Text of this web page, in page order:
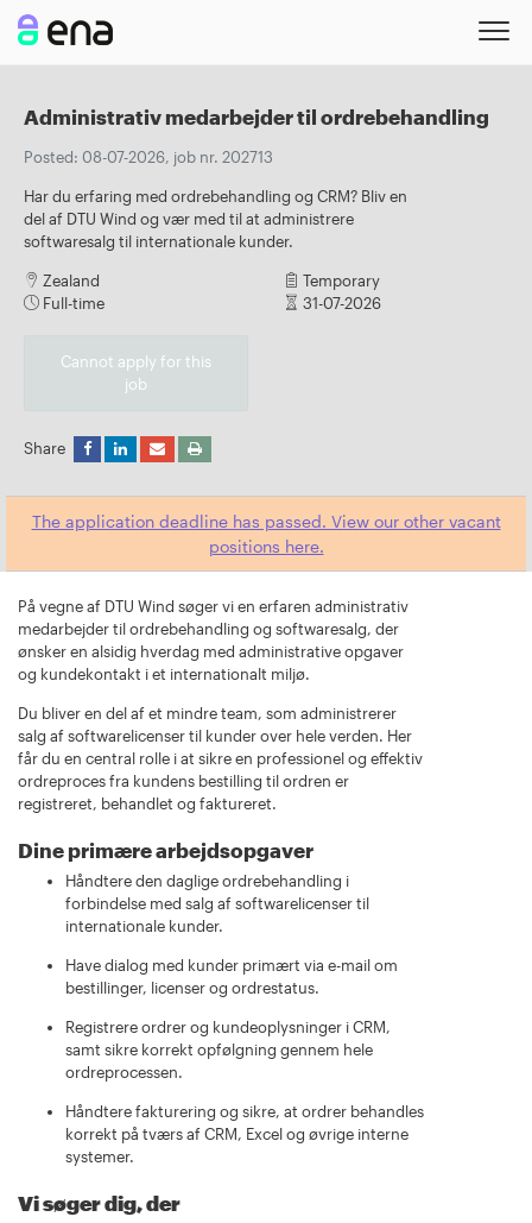
Administrativ medarbejder til ordrebehandling
Posted: 08-07-2026, job nr. 202713
Har du erfaring med ordrebehandling og CRM? Bliv en
del af DTU Wind og vær med til at administrere
softwaresalg til internationale kunder.
Zealand
Temporary
Full-time
31-07-2026
Cannot apply for this
job
Share
The application deadline has passed. View our other vacant
positions here.
På vegne af DTU Wind søger vi en erfaren administrativ
medarbejder til ordrebehandling og softwaresalg, der
ønsker en alsidig hverdag med administrative opgaver
og kundekontakt i et internationalt miljø.
Du bliver en del af et mindre team, som administrerer
salg af softwarelicenser til kunder over hele verden. Her
får du en central rolle i at sikre en professionel og effektiv
ordreproces fra kundens bestilling til ordren er
registreret, behandlet og faktureret.
Dine primære arbejdsopgaver
Håndtere den daglige ordrebehandling i
forbindelse med salg af softwarelicenser til
internationale kunder.
Have dialog med kunder primært via e-mail om
bestillinger, licenser og ordrestatus.
Registrere ordrer og kundeoplysninger i CRM,
samt sikre korrekt opfølgning gennem hele
ordreprocessen.
Håndtere fakturering og sikre, at ordrer behandles
korrekt på tværs af CRM, Excel og øvrige interne
systemer.
Vi søger dig, der